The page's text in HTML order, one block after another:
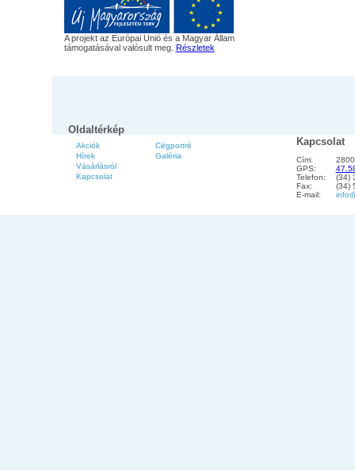
A projekt az Európai Unió és a Magyar Állam
támogatásával valósult meg. Részletek
Oldaltérkép
Akciók
Hírek
Vásárlásról
Kapcsolat
Cégportré
Galéria
Kapcsolat
Cím:
GPS:
Telefon:
(34)
Fax:
(34)
E-mail: